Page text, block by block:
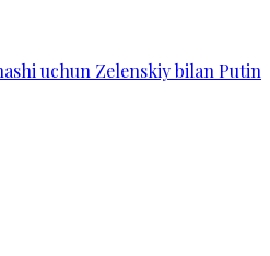
uchun Zelenskiy bilan Putin